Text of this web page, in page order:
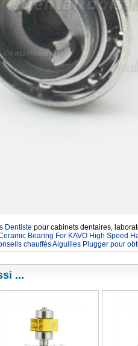
Dentiste pour cabinets dentaires,
Bearing For KAVO High Speed
chauffés Aiguilles Plugger pour
...